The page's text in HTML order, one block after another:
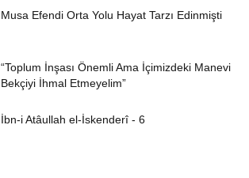
Musa Efendi Orta Yolu Hayat Tarzı Edinmişti
“Toplum İnşası Önemli Ama İçimizdeki Manevi
Bekçiyi İhmal Etmeyelim”
İbn-i Atâullah el-İskenderî - 6